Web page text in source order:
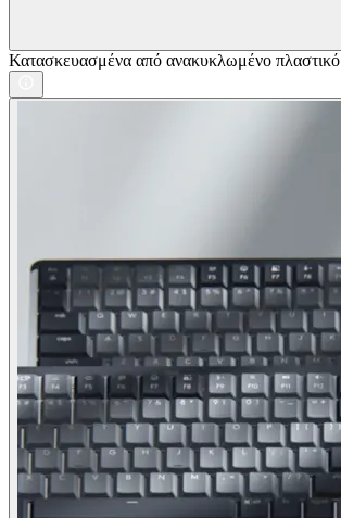
Κατασκευασμένα από ανακυκλωμένο πλαστικό